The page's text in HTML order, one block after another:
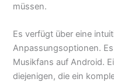
müssen.
Es verfügt über eine
Anpassungsoptionen.
Musikfans auf Android.
diejenigen, die ein